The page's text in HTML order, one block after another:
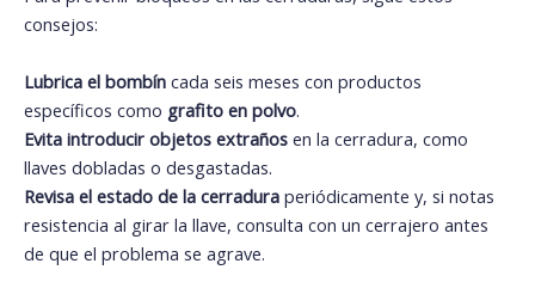
consejos:
Lubrica el bombín cada seis meses con productos
específicos como grafito en polvo.
Evita introducir objetos extraños en la cerradura, como
llaves dobladas o desgastadas.
Revisa el estado de la cerradura periódicamente y, si notas
resistencia al girar la llave, consulta con un cerrajero antes
de que el problema se agrave.